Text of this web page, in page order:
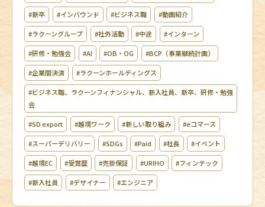
#新卒 #インバウンド #ビジネス職 #動画紹介
#ラクーングループ #社外活動 #中途 #インターン
#研修・勉強会 #AI #OB・OG #BCP（事業継続計画）
#企業間決済 #ラクーンホールディングス
#ビジネス職、ラクーンフィナンシャル、新入社員、新卒、研修・勉強
会
#SD export #越境ワーク #新しい取り組み #eコマース
#スーパーデリバリー #SDGs #Paid #社長 #イベント
#越境EC #受賞歴 #売掛保証 #URIHO #フィンテック
#新入社員 #デザイナー #エンジニア